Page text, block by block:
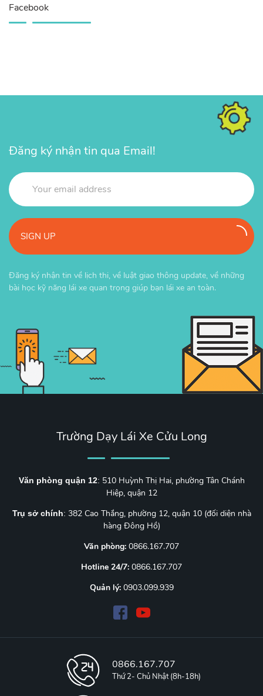
Facebook
Đăng ký nhận tin qua Email!
SIGN UP
Đăng ký nhận tin về lịch thi, về luật giao thông update, về những
bài học kỹ năng lái xe quan trọng giúp bạn lái xe an toàn.
Trường Dạy Lái Xe Cửu Long
Văn phòng quận 12: 510 Huỳnh Thị Hai, phường Tân Chánh
Hiệp, quận 12
Trụ sở chính: 382 Cao Thắng, phường 12, quận 10 (đối diện nhà
hàng Đông Hồ)
Văn phòng: 0866.167.707
Hotline 24/7: 0866.167.707
Quản lý:0903.099.939
0866.167.707
Thứ 2- Chủ Nhật (8h-18h)